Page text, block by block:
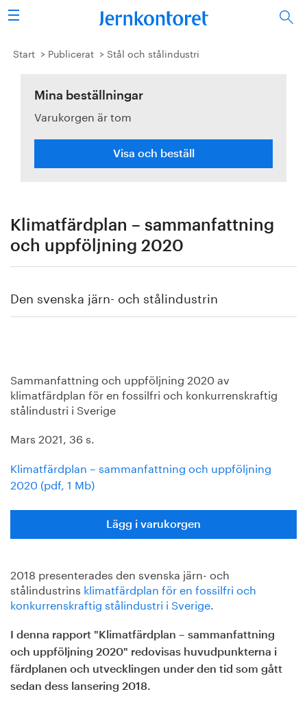
Sök
Stålindustrin
Vision 2050
Forskning/utbildning
Publicerat
Om oss
Start Publicerat Stål och stålindustri
Mina beställningar
Varukorgen är tom
Visa och beställ
Klimatfärdplan – sammanfattning
och uppföljning 2020
Den svenska järn- och stålindustrin
Sammanfattning och uppföljning 2020 av
klimatfärdplan för en fossilfri och konkurrenskraftig
stålindustri i Sverige
Mars 2021, 36 s.
Klimatfärdplan – sammanfattning och uppföljning
2020 (pdf, 1 Mb)
Lägg i varukorgen
2018 presenterades den svenska järn- och
stålindustrins klimatfärdplan för en fossilfri och
konkurrenskraftig stålindustri i Sverige
I denna rapport "Klimatfärdplan – sammanfattning
och uppföljning 2020" redovisas huvudpunkterna i
färdplanen och utvecklingen under den tid som gått
sedan dess lansering 2018.